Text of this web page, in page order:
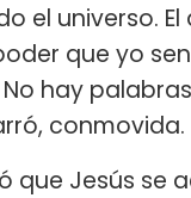
el universo. El
que yo
hay
conmovida.
que Jesús se